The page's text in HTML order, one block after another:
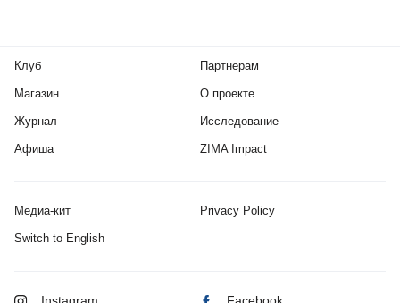
Клуб
Магазин
Журнал
Афиша
Партнерам
О проекте
Исследование
ZIMA Impact
Медиа-кит Privacy Policy
Switch to English